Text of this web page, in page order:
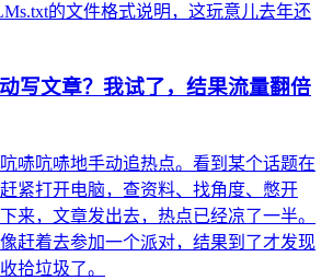
的文件格式说明，这玩意儿去年还
写文章？我试了，结果流量翻倍
哧吭哧地手动追热点。看到某个话题在
紧打开电脑，查资料、找角度、憋开
来，文章发出去，热点已经凉了一半。
赶着去参加一个派对，结果到了才发现
拾垃圾了。